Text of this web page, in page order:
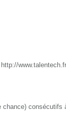
chance) consécutifs